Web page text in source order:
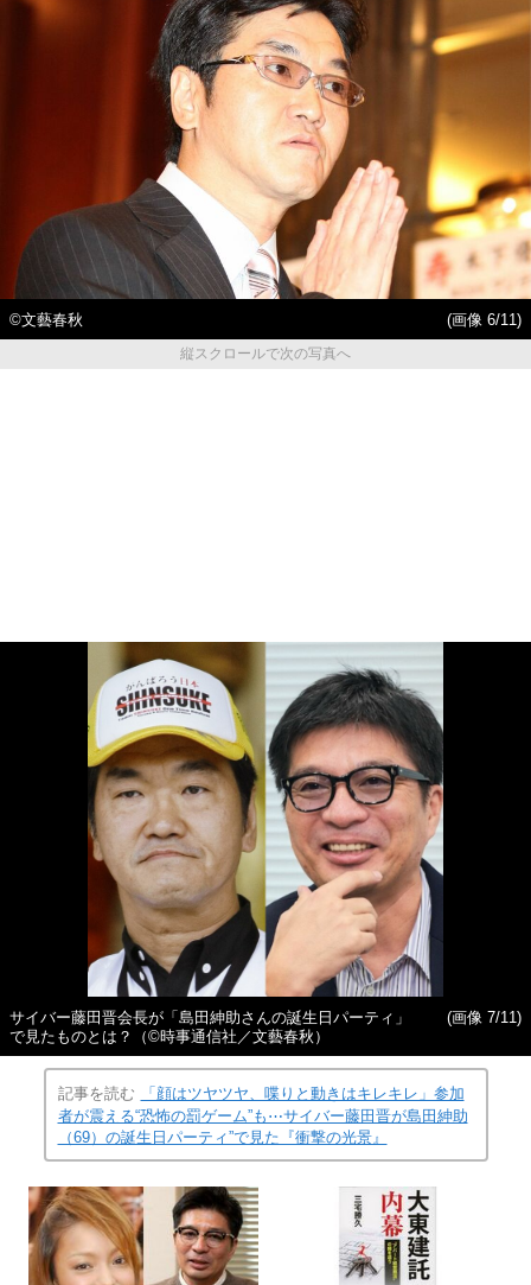
©文藝春秋
(画像 6/11)
縦スクロールで次の写真へ
サイバー藤田晋会長が「島田紳助さんの誕生日パーティ」
で見たものとは？（©時事通信社／文藝春秋）
(画像 7/11)
記事を読む
「顔はツヤツヤ、喋りと動きはキレキレ」参加
者が震える“恐怖の罰ゲーム”も⋯サイバー藤田晋が島田紳助
（69）の誕生日パーティ”で見た『衝撃の光景』